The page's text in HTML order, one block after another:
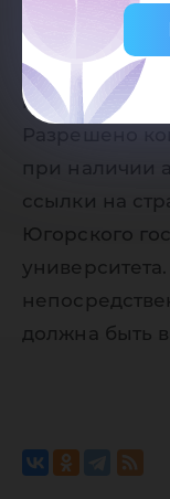
Автор:
Пресс-служба
Разрешено
при наличии
ссылки на
Югорского
должна быть